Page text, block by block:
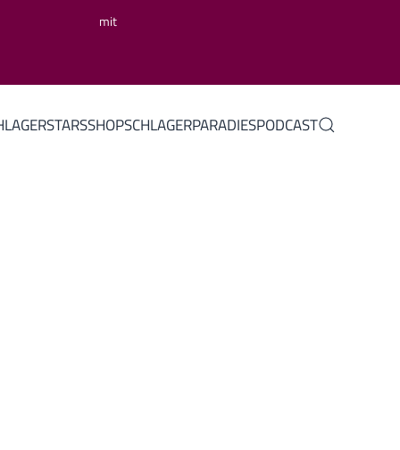
mit
SHOPSCHLAGERPARADIESPODCAST